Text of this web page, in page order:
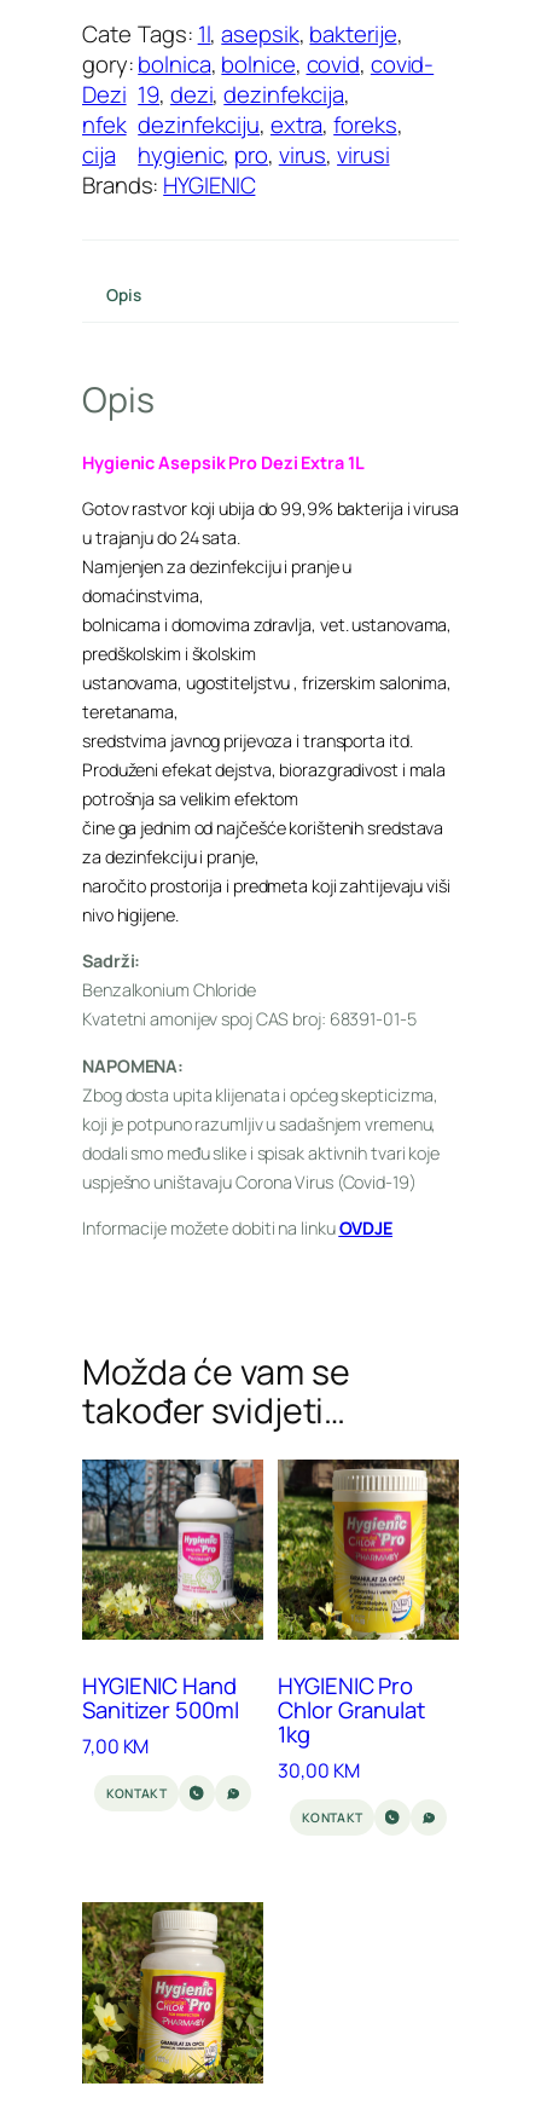
Cate
gory:
Dezi
nfek
cija
Tags: 1l, asepsik, bakterije
bolnica, bolnice, covid, covid-
19, dezi, dezinfekcija
dezinfekciju, extra, foreks
hygienic, pro, virus, virusi
Brands: HYGIENIC
Opis
Opis
Hygienic Asepsik Pro Dezi Extra 1L
Gotov rastvor koji ubija do 99,9% bakterija i virusa
u trajanju do 24 sata.
Namjenjen za dezinfekciju i pranje u
domaćinstvima,
bolnicama i domovima zdravlja, vet. ustanovama,
predškolskim i školskim
ustanovama, ugostiteljstvu , frizerskim salonima,
teretanama,
sredstvima javnog prijevoza i transporta itd.
Produženi efekat dejstva, biorazgradivost i mala
potrošnja sa velikim efektom
čine ga jednim od najčešće korištenih sredstava
za dezinfekciju i pranje,
naročito prostorija i predmeta koji zahtijevaju viši
nivo higijene.
Sadrži:
Benzalkonium Chloride
Kvatetni amonijev spoj CAS broj: 68391-01-5
NAPOMENA:
Zbog dosta upita klijenata i općeg skepticizma,
koji je potpuno razumljiv u sadašnjem vremenu,
dodali smo među slike i spisak aktivnih tvari koje
uspješno uništavaju Corona Virus (Covid-19)
Informacije možete dobiti na linkuOVDJE
Možda će vam se
također svidjeti…
HYGIENIC Hand
Sanitizer 500ml
7,00 KM
KONTAKT
HYGIENIC Pro
Chlor Granulat
1kg
30,00 KM
KONTAKT